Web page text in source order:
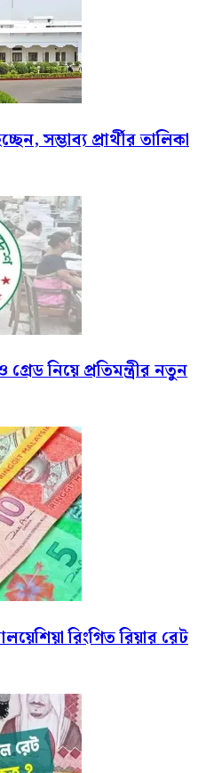
সম্ভাব্য প্রার্থীর তালিকা
নিয়ে প্রতিমন্ত্রীর নতুন
রিংগিত রিয়ার রেট